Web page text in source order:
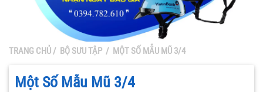
TRANG CHỦ/ BỘ SƯU TẬP / MỘT SỐ MẪU MŨ 3/4
Một Số Mẫu Mũ 3/4